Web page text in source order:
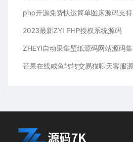
2023最新ZYI PHP授权系统源码